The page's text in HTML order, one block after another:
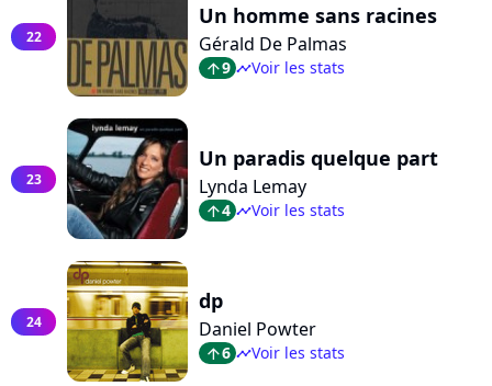
22
Un homme sans racines
Gérald De Palmas
arrow_top9 timelineVoir les stats
23
Un paradis quelque part
Lynda Lemay
arrow_top4 timelineVoir les stats
24
dp
Daniel Powter
arrow_top6 timelineVoir les stats